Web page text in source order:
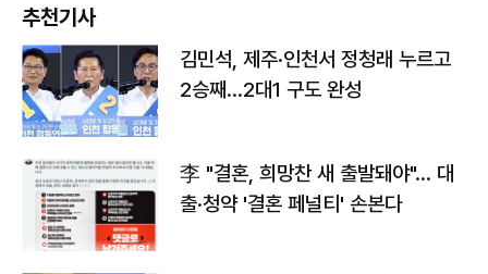
추천기사
김민석, 제주·인천서 정청래 누르고
2승째…2대1 구도 완성
李 "결혼, 희망찬 새 출발돼야"… 대
출·청약 '결혼 페널티' 손본다